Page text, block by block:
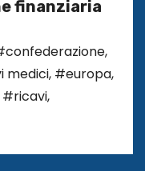
finanziaria
,
medici, #europa,
#ricavi,